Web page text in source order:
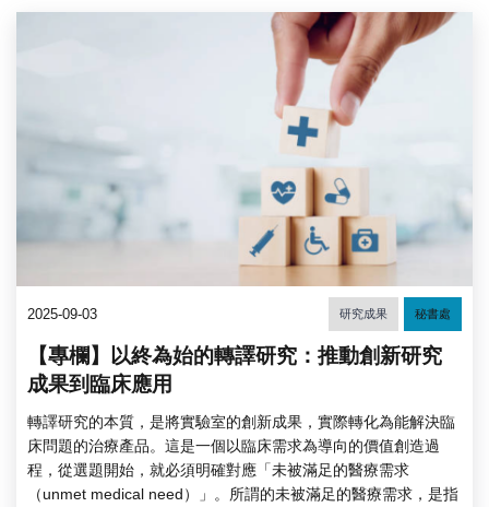
2025-09-03 研究成果 秘書處
【專欄】以終為始的轉譯研究：推動創新研究
成果到臨床應用
轉譯研究的本質，是將實驗室的創新成果，實際轉化為能解決臨
床問題的治療產品。這是一個以臨床需求為導向的價值創造過
程，從選題開始，就必須明確對應「未被滿足的醫療需求
（unmet medical need）」。所謂的未被滿足的醫療需求，是指